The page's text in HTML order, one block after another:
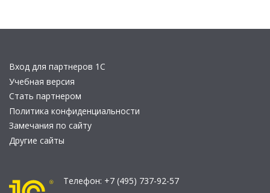
Вход для партнеров 1С
Учебная версия
Стать партнером
Политика конфиденциальности
Замечания по сайту
Другие сайты
Телефон: +7 (495) 737-92-57